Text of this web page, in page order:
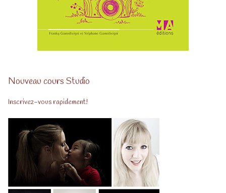
Nouveau cours Studio
Inscrivez-vous rapidement!